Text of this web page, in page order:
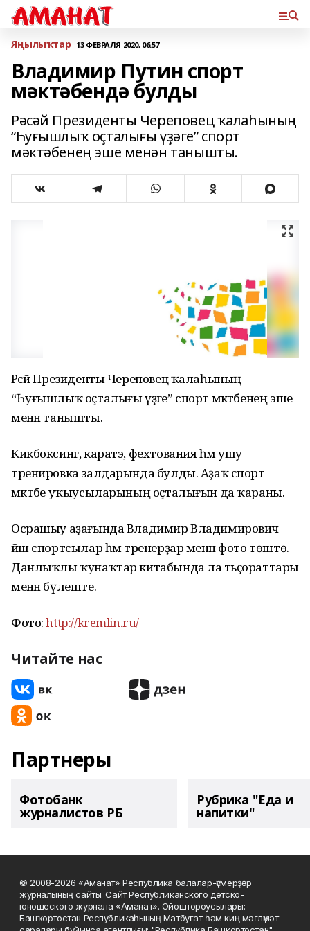
Яңылыҡтар 13 ФЕВРАЛЯ 2020, 06:57
Владимир Путин спорт
мәктәбендә булды
Рәсәй Президенты Череповец ҡалаһының
“Һуғышлыҡ оҫталығы үҙәге” спорт
мәктәбенең эше менән танышты.
Рәсәй Президенты Череповец ҡалаһының
“Һуғышлыҡ оҫталығы үҙәге” спорт мәктәбенең эше
менән танышты.
Кикбоксинг, каратэ, фехтования һәм ушу
тренировка залдарында булды. Аҙаҡ спорт
мәктәбе уҡыусыларының оҫталығын да ҡараны.
Осрашыу аҙағында Владимир Владимирович
йәш спортсылар һәм тренерҙар менән фото төштө.
Данлыҡлы ҡунаҡтар китабында ла тәьҫораттары
менән бүлеште.
Фото:http://kremlin.ru/
Читайте нас
Партнеры
Фотобанк
журналистов РБ
Рубрика "Еда и
напитки"
© 2008-2026 «Аманат» Республика балалар-үҫмерҙәр
журналының сайты. Сайт Республиканского детско-
юношеского журнала «Аманат». Ойоштороусылары:
Башҡортостан Республикаһының Матбуғат һәм киң мәғлүмәт